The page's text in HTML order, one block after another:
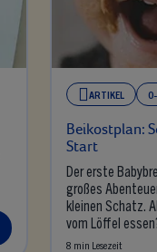
ARTIKEL
Beikostplan:
Start
Der erste
großes
kleinen Schatz.
vom Löffel
Beikoststart mit
8 min Lesezeit